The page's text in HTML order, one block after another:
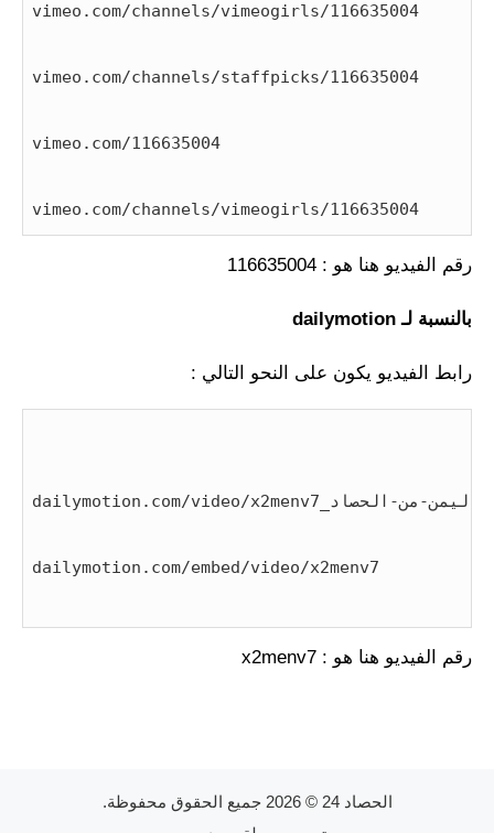
vimeo.com/channels/vimeogirls/116635004
vimeo.com/channels/staffpicks/116635004
vimeo.com/116635004
vimeo.com/channels/vimeogirls/116635004
رقم الفيديو هنا هو : 116635004
بالنسبة لـ dailymotion
رابط الفيديو يكون على النحو التالي :
dailymotion.com/embed/video/x2menv7
رقم الفيديو هنا هو : x2menv7
الحصاد 24
© 2026 جميع الحقوق محفوظة.